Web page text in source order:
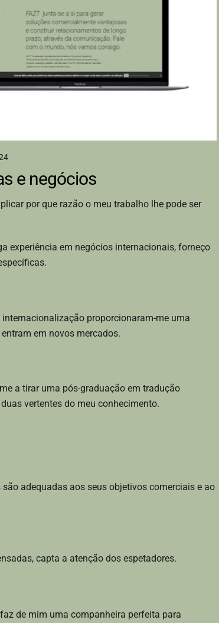
e negócios
por que razão o meu trabalho lhe pode ser
experiência em negócios internacionais, forneço
proporcionaram-me uma
em novos mercados.
a tirar uma pós-graduação em tradução
vertentes do meu conhecimento.
adequadas aos seus objetivos comerciais e ao
capta a atenção dos espetadores.
de mim uma companheira perfeita para